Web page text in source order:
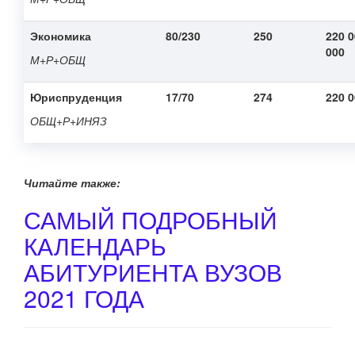
Экономика
М+Р+ОБЩ
80/230 250
220
000
Юриспруденция
ОБЩ+Р+ИНЯЗ
17/70 274 220
Читайте также:
САМЫЙ ПОДРОБНЫЙ
КАЛЕНДАРЬ
АБИТУРИЕНТА ВУЗОВ
2021 ГОДА